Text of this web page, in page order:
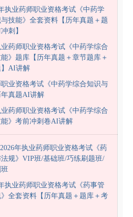
执业药师职业资格考试《中药学
技能》全套资料【历年真题＋题
刺】
业药师职业资格考试《中药学综合
》题库【历年真题＋章节题库＋
AI讲解
业资格考试《中药学综合知识与
真题AI讲解
业药师职业资格考试《中药学综合
》考前冲刺卷AI讲解
2026年执业药师职业资格考试《药
规》VIP班/基础班/巧练刷题班/
执业药师职业资格考试《药事管
全套资料【历年真题＋题库＋考